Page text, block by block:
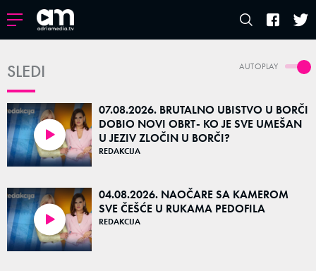
AUTOPLAY
SLEDI
07.08.2026. BRUTALNO UBISTVO U BORČI
DOBIO NOVI OBRT- KO JE SVE UMEŠAN
U JEZIV ZLOČIN U BORČI?
REDAKCIJA
04.08.2026. NAOČARE SA KAMEROM
SVE ČEŠĆE U RUKAMA PEDOFILA
REDAKCIJA